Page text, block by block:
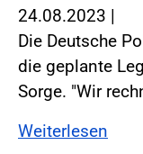
24.08.2023 |
Die Deutsche
die geplante
Sorge. "Wir
Weiterlesen